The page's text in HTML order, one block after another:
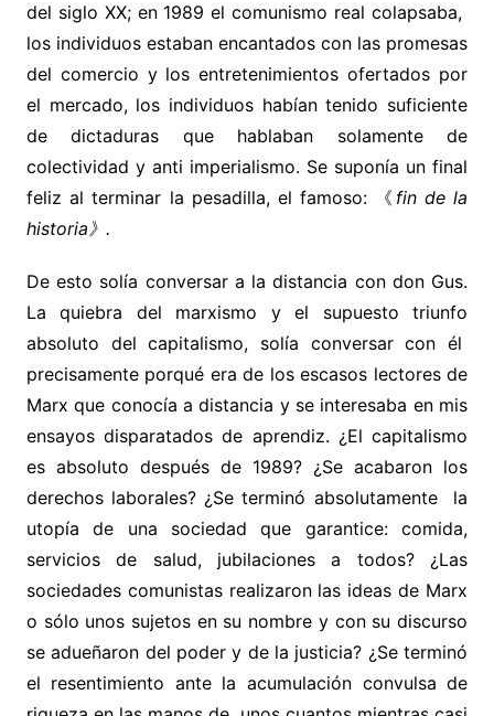
del siglo XX; en 1989 el comunismo real colapsaba,
los individuos estaban encantados con las promesas
del comercio y los entretenimientos ofertados por
el mercado, los individuos habían tenido suficiente
de dictaduras que hablaban solamente de
colectividad y anti imperialismo. Se suponía un final
feliz al terminar la pesadilla, el famoso: 《 fin de la
historia》.
De esto solía conversar a la distancia con don Gus.
La quiebra del marxismo y el supuesto triunfo
absoluto del capitalismo, solía conversar con él
precisamente porqué era de los escasos lectores de
Marx que conocía a distancia y se interesaba en mis
ensayos disparatados de aprendiz. ¿El capitalismo
es absoluto después de 1989? ¿Se acabaron los
derechos laborales? ¿Se terminó absolutamente la
utopía de una sociedad que garantice: comida,
servicios de salud, jubilaciones a todos? ¿Las
sociedades comunistas realizaron las ideas de Marx
o sólo unos sujetos en su nombre y con su discurso
se adueñaron del poder y de la justicia? ¿Se terminó
el resentimiento ante la acumulación convulsa de